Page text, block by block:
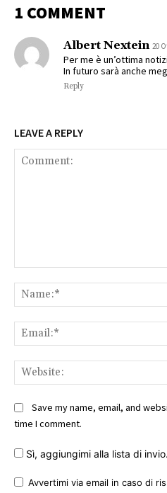
1 COMMENT
Albert Nextein 20
Per me è un’ottima
In futuro sarà anche
Reply
LEAVE A REPLY
Save my name, email, and
time I comment.
Sì, aggiungimi alla lista di invio.
Avvertimi via email in caso di